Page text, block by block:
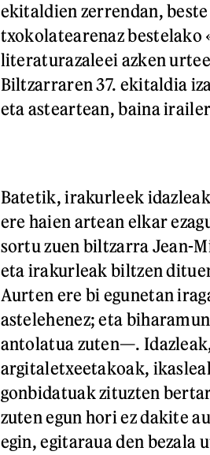
ekitaldien zerrendan,
txokolatearenaz bestelako
literaturazaleei azken
Biltzarraren 37. ekitaldia
eta asteartean, baina
Batetik, irakurleek
ere haien artean elkar
sortu zuen biltzarra Jean-
eta irakurleak biltzen
Aurten ere bi egunetan
astelehenez; eta
antolatua zuten—.
argitaletxeetakoak,
gonbidatuak zituzten
zuten egun hori ez dakite
egin, egitaraua den